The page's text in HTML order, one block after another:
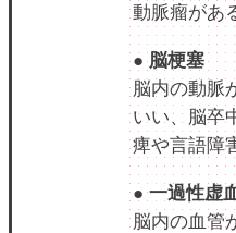
動脈瘤があ
● 脳梗塞
脳内の動脈
いい、脳卒
痺や言語障
● 一過性虚
脳内の血管